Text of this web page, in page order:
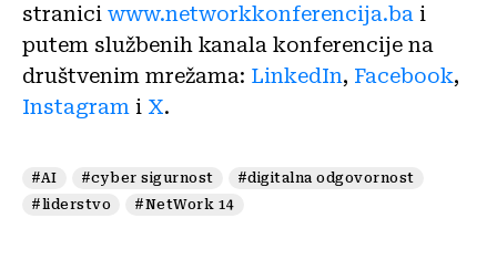
stranici www.networkkonferencija.ba i
putem službenih kanala konferencije na
društvenim mrežama: LinkedIn, Facebook,
Instagram i X.
#AI #cyber sigurnost
#digitalna odgovornost
#liderstvo
#NetWork 14